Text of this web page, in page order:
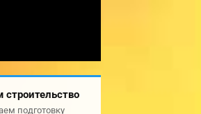
строительство
подготовку